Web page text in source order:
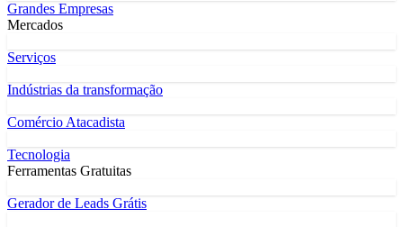
Grandes Empresas
Mercados
Serviços
Indústrias da transformação
Comércio Atacadista
Tecnologia
Ferramentas Gratuitas
Gerador de Leads Grátis